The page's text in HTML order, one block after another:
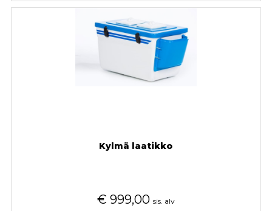
Kylmä laatikko
€ 999,00 sis. alv